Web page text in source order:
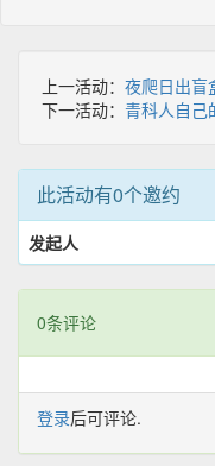
上一活动： 夜爬日出盲
下一活动： 青科人自己
此活动有0个邀约
发起人
0条评论
登录后可评论.